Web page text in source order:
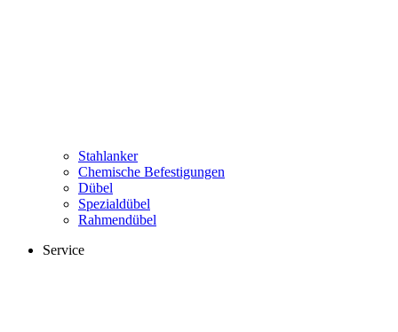
Stahlanker
Chemische Befestigungen
Dübel
Spezialdübel
Rahmendübel
Service